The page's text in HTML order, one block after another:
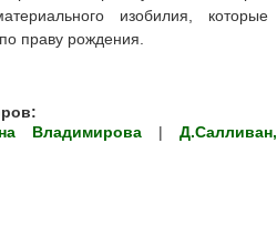
изобилия, которые
праву рождения.
Владимирова | Д.Салливан,